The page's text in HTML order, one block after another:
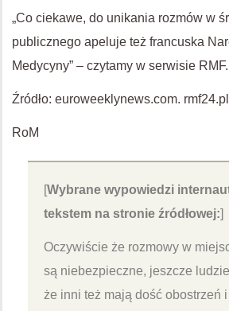
„Co ciekawe, do unikania rozmów w
publicznego apeluje też francuska
Medycyny” – czytamy w serwisie RMF.
Źródło: euroweeklynews.com. rmf24.pl
RoM
[Wybrane wypowiedzi
tekstem na stronie źródłowej:]
Oczywiście że rozmowy w
są niebezpieczne, jeszcze
że inni też mają dość obostrzeń i